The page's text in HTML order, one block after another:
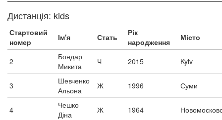
Дистанція: kids
Стартовий
номер
Ім'я Стать
Рік
народження
Місто
2
Бондар
Микита
Ч 2015 Kyiv
3
Шевченко
Альона
Ж 1996 Суми
4
Чешко
Діна
Ж 1964